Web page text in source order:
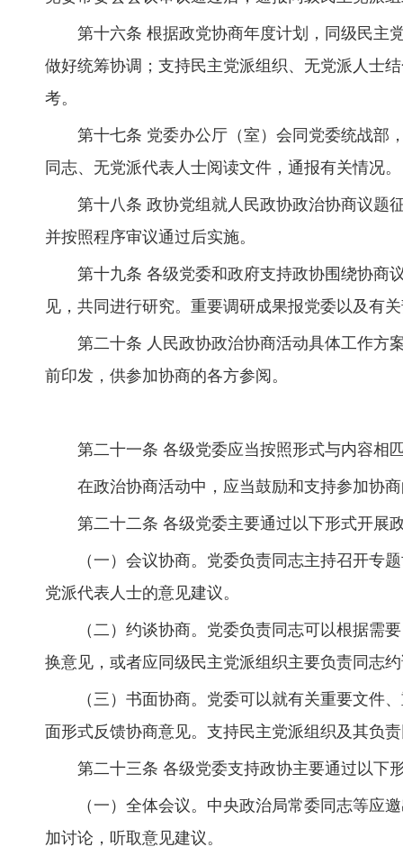
第十六条 根据政党协商年度计划，同级民主
做好统筹协调；支持民主党派组织、无党派人士
考。
第十七条 党委办公厅（室）会同党委统战部
同志、无党派代表人士阅读文件，通报有关情况。
第十八条 政协党组就人民政协政治协商议题
并按照程序审议通过后实施。
第十九条 各级党委和政府支持政协围绕协商
见，共同进行研究。重要调研成果报党委以及有
第二十条 人民政协政治协商活动具体工作方
前印发，供参加协商的各方参阅。
第二十一条 各级党委应当按照形式与内容相
在政治协商活动中，应当鼓励和支持参加协
第二十二条 各级党委主要通过以下形式开展
（一）会议协商。党委负责同志主持召开专
党派代表人士的意见建议。
（二）约谈协商。党委负责同志可以根据需
换意见，或者应同级民主党派组织主要负责同志
（三）书面协商。党委可以就有关重要文件
面形式反馈协商意见。支持民主党派组织及其负
第二十三条 各级党委支持政协主要通过以下
（一）全体会议。中央政治局常委同志等应
加讨论，听取意见建议。